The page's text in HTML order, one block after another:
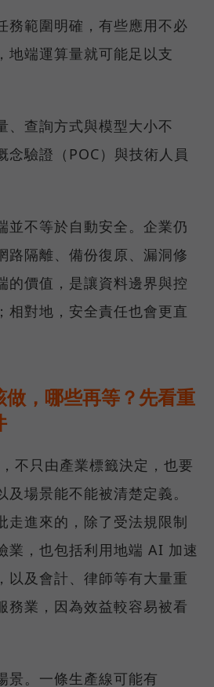
務範圍明確，有些應用不必
地端運算量就可能足以支
、查詢方式與模型大小不
念驗證（POC）與技術人員
並不等於自動安全。企業仍
路隔離、備份復原、漏洞修
的價值，是讓資料邊界與控
相對地，安全責任也會更直
，哪些再等？先看重
不只由產業標籤決定，也要
場景能不能被清楚定義。
走進來的，除了受法規限制
業，也包括利用地端 AI 加速
以及會計、律師等有大量重
務業，因為效益較容易被看
景。一條生產線可能有